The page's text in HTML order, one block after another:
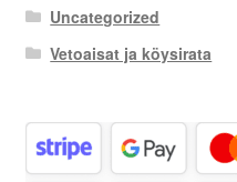
Uncategorized
Vetoaisat ja köysirata